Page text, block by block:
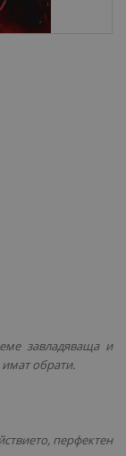
завладяваща и
обрати.
перфектен